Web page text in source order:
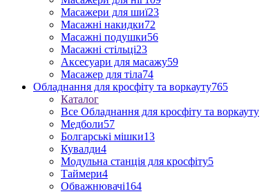
Масажери для шиї23
Масажні накидки72
Масажні подушки56
Масажні стільці23
Аксесуари для масажу59
Масажер для тіла74
Обладнання для кросфіту та воркауту765
Каталог
Все Обладнання для кросфіту та воркауту
Медболи57
Болгарські мішки13
Кувалди4
Модульна станція для кросфіту5
Таймери4
Обважнювачі164